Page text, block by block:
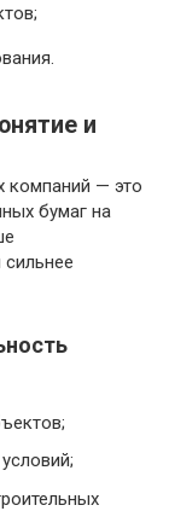
и
компаний — это
бумаг на